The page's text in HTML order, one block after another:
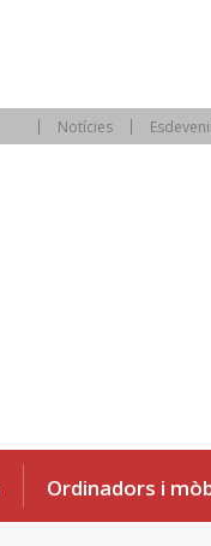
Notícies
Ordinadors i